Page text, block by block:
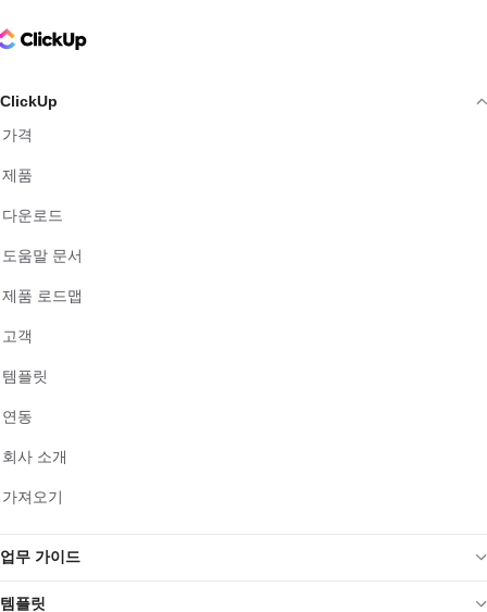
Logo
ClickUp
가격
제품
다운로드
도움말 문서
제품 로드맵
고객
템플릿
연동
회사 소개
가져오기
업무 가이드
템플릿